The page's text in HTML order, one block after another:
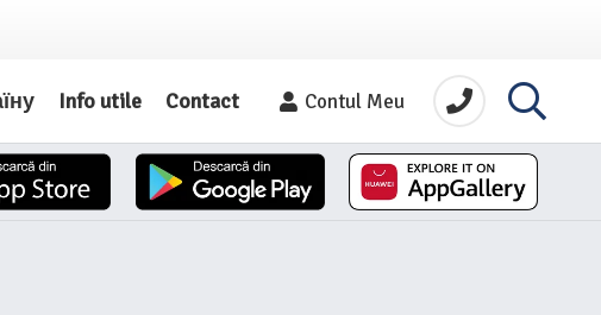
Info utile Contact Contul Meu